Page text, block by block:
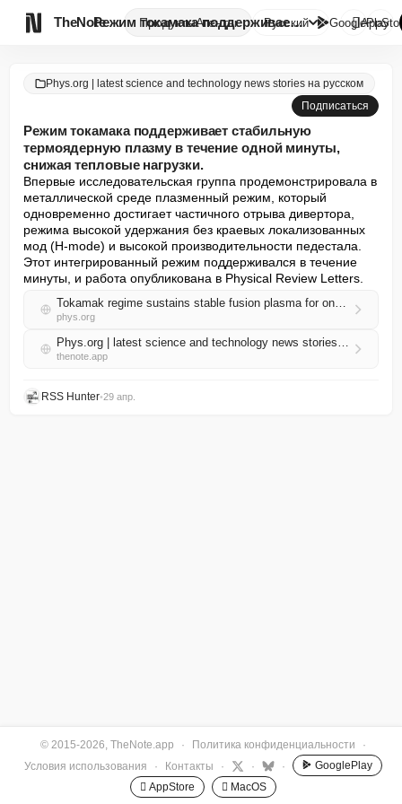
TheNote ПродуктыАгенты Режим токамака поддерживает ст...
Русский GooglePlay

Phys.org | latest science and technology news stories на русском
Подписаться
Режим токамака поддерживает стабильную
термоядерную плазму в течение одной минуты,
снижая тепловые нагрузки.
Впервые исследовательская группа продемонстрировала в
металлической среде плазменный режим, который
одновременно достигает частичного отрыва дивертора,
режима высокой удержания без краевых локализованных
мод (H-mode) и высокой производительности педестала.
Этот интегрированный режим поддерживался в течение
минуты, и работа опубликована в Physical Review Letters.
Tokamak regime sustains stable fusion plasma for one minute while easing heat loads
phys.org
Phys.org | latest science and technology news stories на русском RSS
thenote.app
RSS Hunter•29 апр.
© 2015-2026, TheNote.app · Политика конфиденциальности
·
Условия использования
· Контакты · · ·
GooglePlay
 AppStore
 MacOS